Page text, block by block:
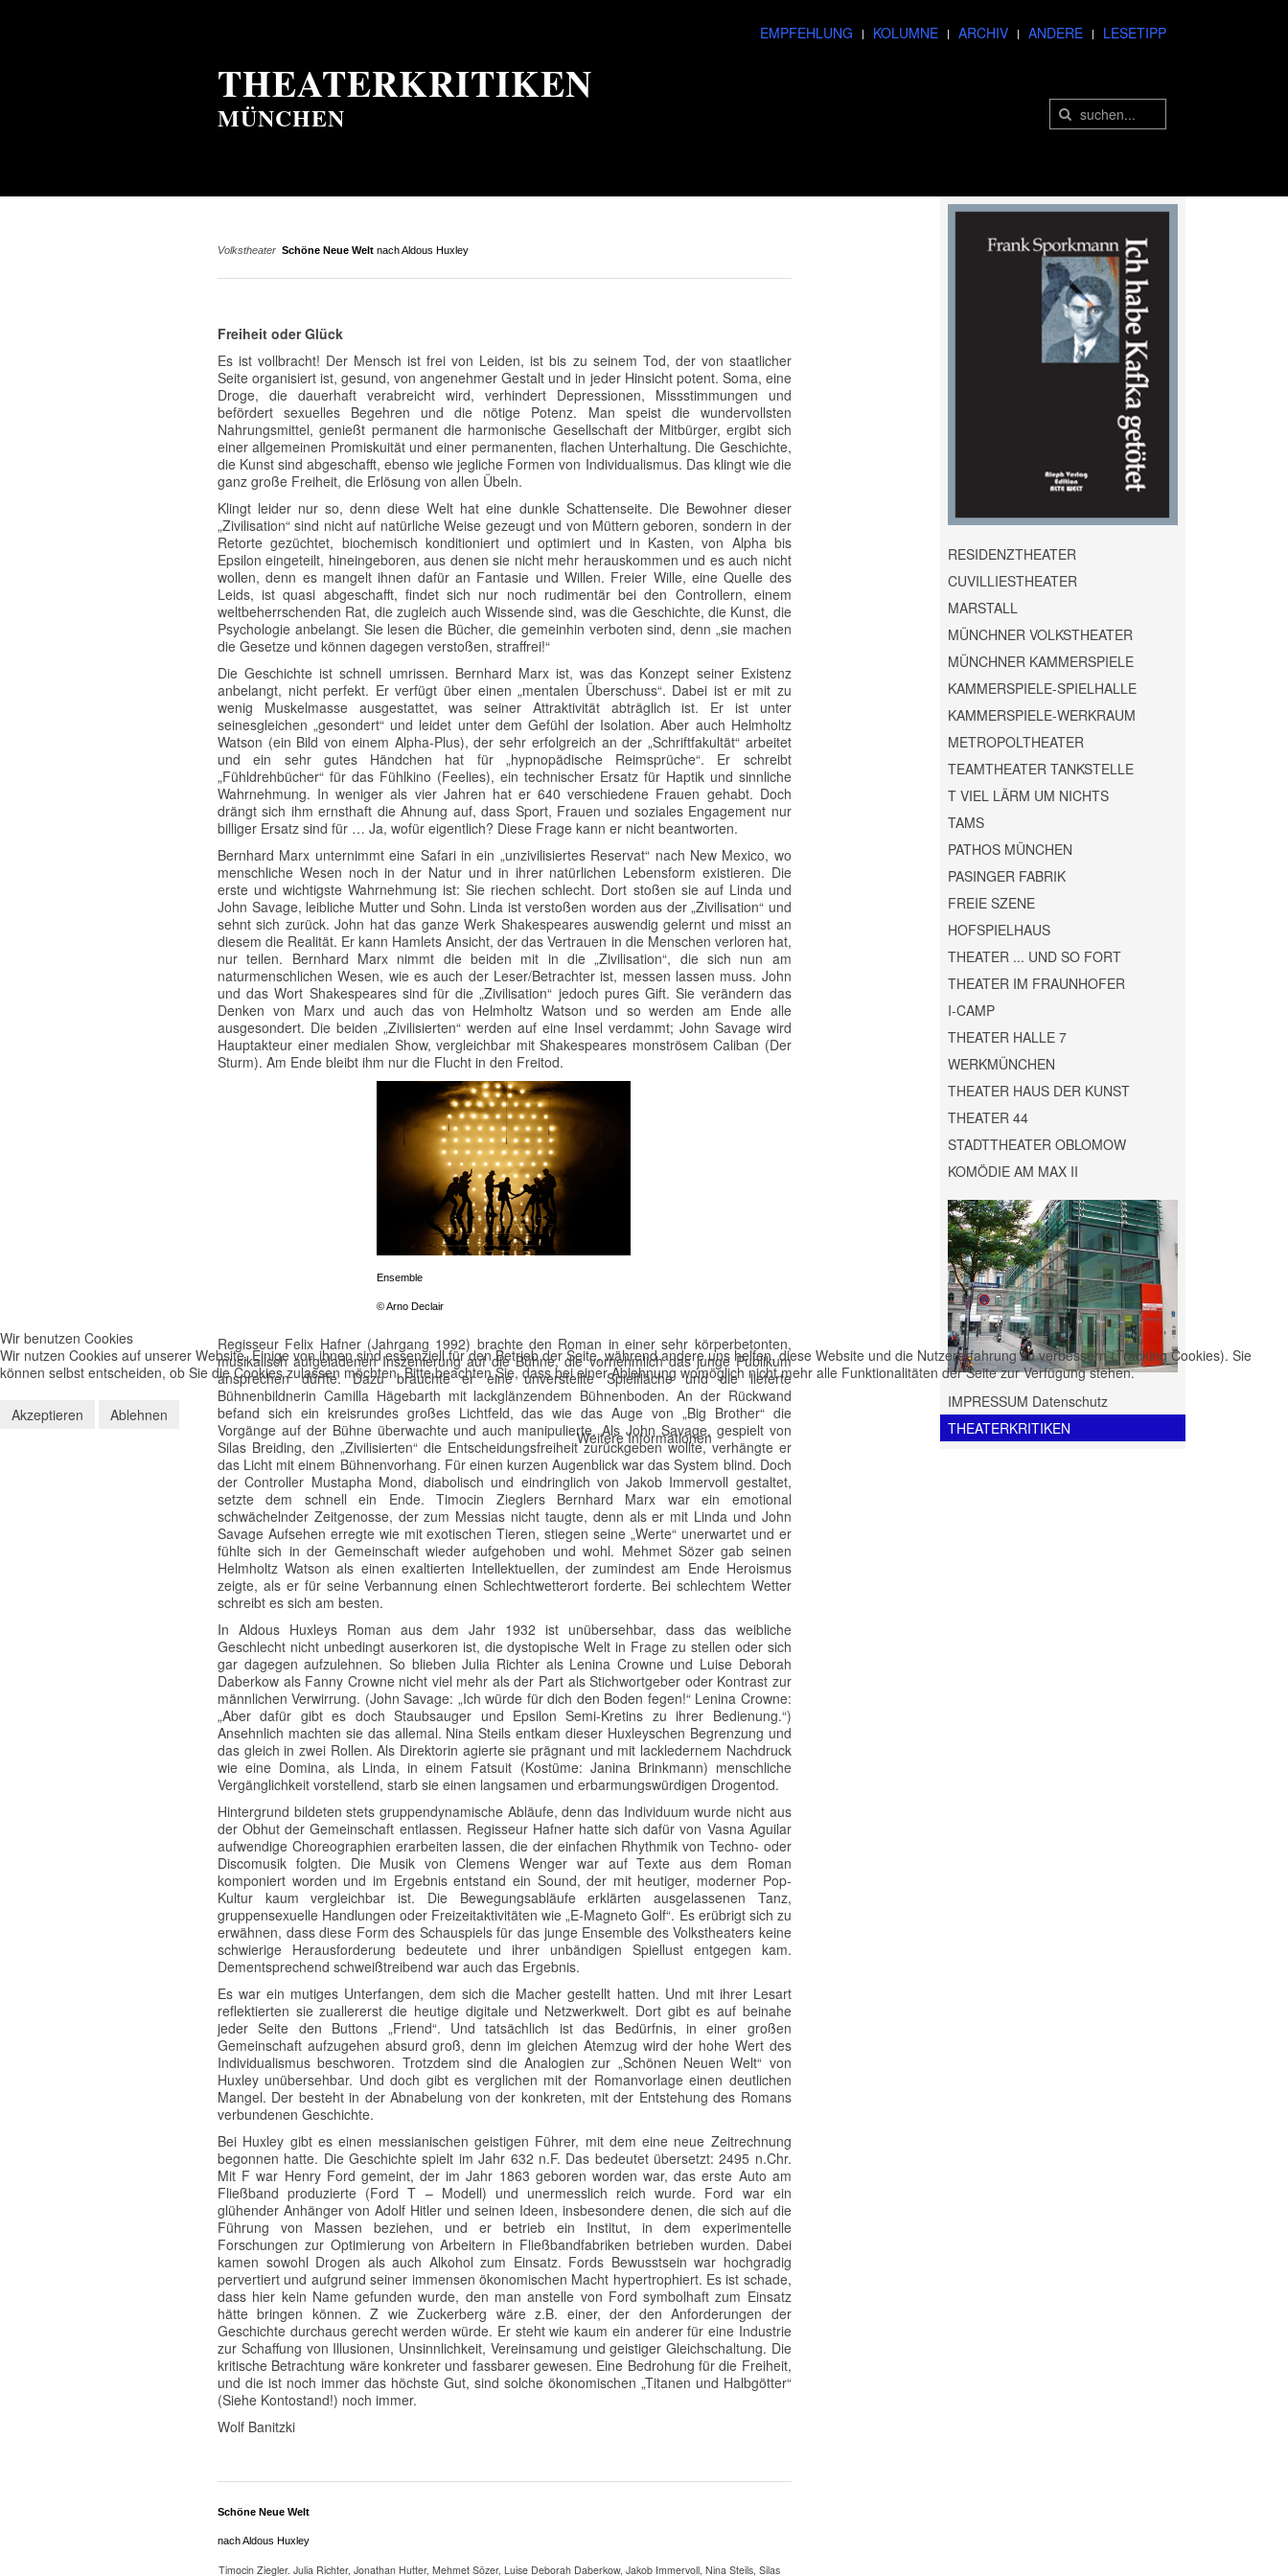
EMPFEHLUNG KOLUMNE ARCHIV ANDERE LESETIPP
THEATERKRITIKEN
MÜNCHEN
Volkstheater Schöne Neue Welt nach Aldous Huxley
Freiheit oder Glück
Es ist vollbracht! Der Mensch ist frei von Leiden, ist bis zu seinem Tod, der von staatlicher
Seite organisiert ist, gesund, von angenehmer Gestalt und in jeder Hinsicht potent. Soma, eine
Droge, die dauerhaft verabreicht wird, verhindert Depressionen, Missstimmungen und
befördert sexuelles Begehren und die nötige Potenz. Man speist die wundervollsten
Nahrungsmittel, genießt permanent die harmonische Gesellschaft der Mitbürger, ergibt sich
einer allgemeinen Promiskuität und einer permanenten, flachen Unterhaltung. Die Geschichte,
die Kunst sind abgeschafft, ebenso wie jegliche Formen von Individualismus. Das klingt wie die
ganz große Freiheit, die Erlösung von allen Übeln.
Klingt leider nur so, denn diese Welt hat eine dunkle Schattenseite. Die Bewohner dieser
„Zivilisation“ sind nicht auf natürliche Weise gezeugt und von Müttern geboren, sondern in der
Retorte gezüchtet, biochemisch konditioniert und optimiert und in Kasten, von Alpha bis
Epsilon eingeteilt, hineingeboren, aus denen sie nicht mehr herauskommen und es auch nicht
wollen, denn es mangelt ihnen dafür an Fantasie und Willen. Freier Wille, eine Quelle des
Leids, ist quasi abgeschafft, findet sich nur noch rudimentär bei den Controllern, einem
weltbeherrschenden Rat, die zugleich auch Wissende sind, was die Geschichte, die Kunst, die
Psychologie anbelangt. Sie lesen die Bücher, die gemeinhin verboten sind, denn „sie machen
die Gesetze und können dagegen verstoßen, straffrei!“
Die Geschichte ist schnell umrissen. Bernhard Marx ist, was das Konzept seiner Existenz
anbelangt, nicht perfekt. Er verfügt über einen „mentalen Überschuss“. Dabei ist er mit zu
wenig Muskelmasse ausgestattet, was seiner Attraktivität abträglich ist. Er ist unter
seinesgleichen „gesondert“ und leidet unter dem Gefühl der Isolation. Aber auch Helmholtz
Watson (ein Bild von einem Alpha-Plus), der sehr erfolgreich an der „Schriftfakultät“ arbeitet
und ein sehr gutes Händchen hat für „hypnopädische Reimsprüche“. Er schreibt
„Fühldrehbücher“ für das Fühlkino (Feelies), ein technischer Ersatz für Haptik und sinnliche
Wahrnehmung. In weniger als vier Jahren hat er 640 verschiedene Frauen gehabt. Doch
drängt sich ihm ernsthaft die Ahnung auf, dass Sport, Frauen und soziales Engagement nur
billiger Ersatz sind für … Ja, wofür eigentlich? Diese Frage kann er nicht beantworten.
Bernhard Marx unternimmt eine Safari in ein „unzivilisiertes Reservat“ nach New Mexico, wo
menschliche Wesen noch in der Natur und in ihrer natürlichen Lebensform existieren. Die
erste und wichtigste Wahrnehmung ist: Sie riechen schlecht. Dort stoßen sie auf Linda und
John Savage, leibliche Mutter und Sohn. Linda ist verstoßen worden aus der „Zivilisation“ und
sehnt sich zurück. John hat das ganze Werk Shakespeares auswendig gelernt und misst an
diesem die Realität. Er kann Hamlets Ansicht, der das Vertrauen in die Menschen verloren hat,
nur teilen. Bernhard Marx nimmt die beiden mit in die „Zivilisation“, die sich nun am
naturmenschlichen Wesen, wie es auch der Leser/Betrachter ist, messen lassen muss. John
und das Wort Shakespeares sind für die „Zivilisation“ jedoch pures Gift. Sie verändern das
Denken von Marx und auch das von Helmholtz Watson und so werden am Ende alle
ausgesondert. Die beiden „Zivilisierten“ werden auf eine Insel verdammt; John Savage wird
Hauptakteur einer medialen Show, vergleichbar mit Shakespeares monströsem Caliban (Der
Sturm). Am Ende bleibt ihm nur die Flucht in den Freitod.
Ensemble
© Arno Declair
Regisseur Felix Hafner (Jahrgang 1992) brachte den Roman in einer sehr körperbetonten,
musikalisch aufgeladenen Inszenierung auf die Bühne, die vornehmlich das junge Publikum
ansprechen dürfte. Dazu brauchte er eine unverstellte Spielfläche und die lieferte
Bühnenbildnerin Camilla Hägebarth mit lackglänzendem Bühnenboden. An der Rückwand
befand sich ein kreisrundes großes Lichtfeld, das wie das Auge von „Big Brother“ die
Vorgänge auf der Bühne überwachte und auch manipulierte. Als John Savage, gespielt von
Silas Breiding, den „Zivilisierten“ die Entscheidungsfreiheit zurückgeben wollte, verhängte er
das Licht mit einem Bühnenvorhang. Für einen kurzen Augenblick war das System blind. Doch
der Controller Mustapha Mond, diabolisch und eindringlich von Jakob Immervoll gestaltet,
setzte dem schnell ein Ende. Timocin Zieglers Bernhard Marx war ein emotional
schwächelnder Zeitgenosse, der zum Messias nicht taugte, denn als er mit Linda und John
Savage Aufsehen erregte wie mit exotischen Tieren, stiegen seine „Werte“ unerwartet und er
fühlte sich in der Gemeinschaft wieder aufgehoben und wohl. Mehmet Sözer gab seinen
Helmholtz Watson als einen exaltierten Intellektuellen, der zumindest am Ende Heroismus
zeigte, als er für seine Verbannung einen Schlechtwetterort forderte. Bei schlechtem Wetter
schreibt es sich am besten.
In Aldous Huxleys Roman aus dem Jahr 1932 ist unübersehbar, dass das weibliche
Geschlecht nicht unbedingt auserkoren ist, die dystopische Welt in Frage zu stellen oder sich
gar dagegen aufzulehnen. So blieben Julia Richter als Lenina Crowne und Luise Deborah
Daberkow als Fanny Crowne nicht viel mehr als der Part als Stichwortgeber oder Kontrast zur
männlichen Verwirrung. (John Savage: „Ich würde für dich den Boden fegen!“ Lenina Crowne:
„Aber dafür gibt es doch Staubsauger und Epsilon Semi-Kretins zu ihrer Bedienung.“)
Ansehnlich machten sie das allemal. Nina Steils entkam dieser Huxleyschen Begrenzung und
das gleich in zwei Rollen. Als Direktorin agierte sie prägnant und mit lackledernem Nachdruck
wie eine Domina, als Linda, in einem Fatsuit (Kostüme: Janina Brinkmann) menschliche
Vergänglichkeit vorstellend, starb sie einen langsamen und erbarmungswürdigen Drogentod.
Hintergrund bildeten stets gruppendynamische Abläufe, denn das Individuum wurde nicht aus
der Obhut der Gemeinschaft entlassen. Regisseur Hafner hatte sich dafür von Vasna Aguilar
aufwendige Choreographien erarbeiten lassen, die der einfachen Rhythmik von Techno- oder
Discomusik folgten. Die Musik von Clemens Wenger war auf Texte aus dem Roman
komponiert worden und im Ergebnis entstand ein Sound, der mit heutiger, moderner Pop-
Kultur kaum vergleichbar ist. Die Bewegungsabläufe erklärten ausgelassenen Tanz,
gruppensexuelle Handlungen oder Freizeitaktivitäten wie „E-Magneto Golf“. Es erübrigt sich zu
erwähnen, dass diese Form des Schauspiels für das junge Ensemble des Volkstheaters keine
schwierige Herausforderung bedeutete und ihrer unbändigen Spiellust entgegen kam.
Dementsprechend schweißtreibend war auch das Ergebnis.
Es war ein mutiges Unterfangen, dem sich die Macher gestellt hatten. Und mit ihrer Lesart
reflektierten sie zuallererst die heutige digitale und Netzwerkwelt. Dort gibt es auf beinahe
jeder Seite den Buttons „Friend“. Und tatsächlich ist das Bedürfnis, in einer großen
Gemeinschaft aufzugehen absurd groß, denn im gleichen Atemzug wird der hohe Wert des
Individualismus beschworen. Trotzdem sind die Analogien zur „Schönen Neuen Welt“ von
Huxley unübersehbar. Und doch gibt es verglichen mit der Romanvorlage einen deutlichen
Mangel. Der besteht in der Abnabelung von der konkreten, mit der Entstehung des Romans
verbundenen Geschichte.
Bei Huxley gibt es einen messianischen geistigen Führer, mit dem eine neue Zeitrechnung
begonnen hatte. Die Geschichte spielt im Jahr 632 n.F. Das bedeutet übersetzt: 2495 n.Chr.
Mit F war Henry Ford gemeint, der im Jahr 1863 geboren worden war, das erste Auto am
Fließband produzierte (Ford T – Modell) und unermesslich reich wurde. Ford war ein
glühender Anhänger von Adolf Hitler und seinen Ideen, insbesondere denen, die sich auf die
Führung von Massen beziehen, und er betrieb ein Institut, in dem experimentelle
Forschungen zur Optimierung von Arbeitern in Fließbandfabriken betrieben wurden. Dabei
kamen sowohl Drogen als auch Alkohol zum Einsatz. Fords Bewusstsein war hochgradig
pervertiert und aufgrund seiner immensen ökonomischen Macht hypertrophiert. Es ist schade,
dass hier kein Name gefunden wurde, den man anstelle von Ford symbolhaft zum Einsatz
hätte bringen können. Z wie Zuckerberg wäre z.B. einer, der den Anforderungen der
Geschichte durchaus gerecht werden würde. Er steht wie kaum ein anderer für eine Industrie
zur Schaffung von Illusionen, Unsinnlichkeit, Vereinsamung und geistiger Gleichschaltung. Die
kritische Betrachtung wäre konkreter und fassbarer gewesen. Eine Bedrohung für die Freiheit,
und die ist noch immer das höchste Gut, sind solche ökonomischen „Titanen und Halbgötter“
(Siehe Kontostand!) noch immer.
Wolf Banitzki
Schöne Neue Welt
nach Aldous Huxley
Timocin Ziegler. Julia Richter, Jonathan Hutter, Mehmet Sözer, Luise Deborah Daberkow, Jakob Immervoll, Nina Steils, Silas
RESIDENZTHEATER
CUVILLIESTHEATER
MARSTALL
MÜNCHNER VOLKSTHEATER
MÜNCHNER KAMMERSPIELE
KAMMERSPIELE-SPIELHALLE
KAMMERSPIELE-WERKRAUM
METROPOLTHEATER
TEAMTHEATER TANKSTELLE
T VIEL LÄRM UM NICHTS
TAMS
PATHOS MÜNCHEN
PASINGER FABRIK
FREIE SZENE
HOFSPIELHAUS
THEATER ... UND SO FORT
THEATER IM FRAUNHOFER
I-CAMP
THEATER HALLE 7
WERKMÜNCHEN
THEATER HAUS DER KUNST
THEATER 44
STADTTHEATER OBLOMOW
KOMÖDIE AM MAX II
IMPRESSUM Datenschutz
THEATERKRITIKEN
Wir benutzen Cookies
Wir nutzen Cookies auf unserer Website. Einige von ihnen sind essenziell für den Betrieb der Seite, während andere uns helfen, diese Website und die Nutzererfahrung zu verbessern (Tracking Cookies). Sie
können selbst entscheiden, ob Sie die Cookies zulassen möchten. Bitte beachten Sie, dass bei einer Ablehnung womöglich nicht mehr alle Funktionalitäten der Seite zur Verfügung stehen.
Akzeptieren
Ablehnen
Weitere Informationen